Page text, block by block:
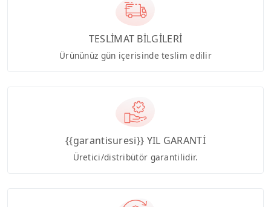
TESLİMAT BİLGİLERİ
Ürününüz gün içerisinde teslim edilir
{{garantisuresi}} YIL GARANTİ
Üretici/distribütör garantilidir.